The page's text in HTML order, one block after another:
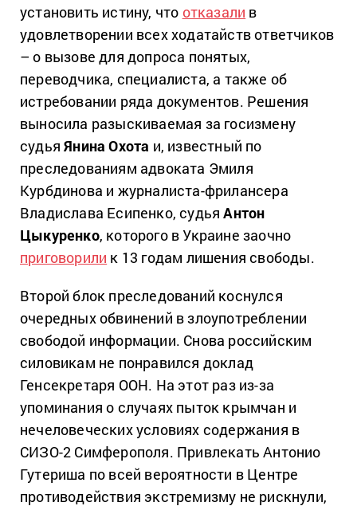
установить истину, что отказали в
удовлетворении всех ходатайств ответчиков
– о вызове для допроса понятых,
переводчика, специалиста, а также об
истребовании ряда документов. Решения
выносила разыскиваемая за госизмену
судьяЯнина Охота и, известный по
преследованиям адвоката Эмиля
Курбдинова и журналиста-фрилансера
Владислава Есипенко, судьяАнтон
Цыкуренко, которого в Украине заочно
приговорили к 13 годам лишения свободы.
Второй блок преследований коснулся
очередных обвинений в злоупотреблении
свободой информации. Снова российским
силовикам не понравился доклад
Генсекретаря ООН. На этот раз из-за
упоминания о случаях пыток крымчан и
нечеловеческих условиях содержания в
СИЗО-2 Симферополя. Привлекать Антонио
Гутериша по всей вероятности в Центре
противодействия экстремизму не рискнули,